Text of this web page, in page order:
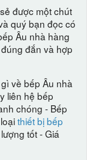
được một chút
quý bạn đọc có
Âu nhà hàng
đắn và hợp
về bếp Âu nhà
liên hệ bếp
chóng - Bếp
thiết bị bếp
tốt - Giá